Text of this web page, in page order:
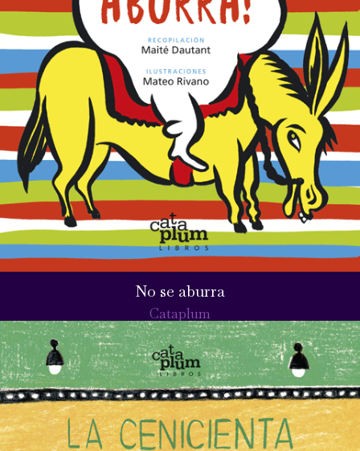
No se aburra
Cataplum